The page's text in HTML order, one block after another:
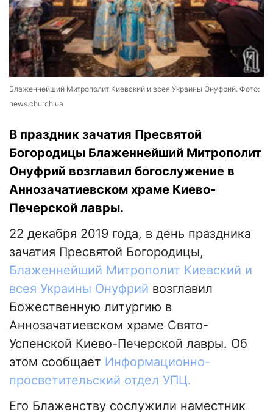
Блаженнейший Митрополит Киевский и всея Украины Онуфрий. Фото:
news.church.ua
В праздник зачатия Пресвятой
Богородицы Блаженнейший Митрополит
Онуфрий возглавил богослужение в
Аннозачатиевском храме Киево-
Печерской лавры.
22 декабря 2019 года, в день праздника
зачатия Пресвятой Богородицы,
Блаженнейший Митрополит Киевский и
всея Украины Онуфрий возглавил
Божественную литургию в
Аннозачатиевском храме Свято-
Успенской Киево-Печерской лавры. Об
этом сообщает Информационно-
просветительский отдел УПЦ.
Его Блаженству сослужили наместник